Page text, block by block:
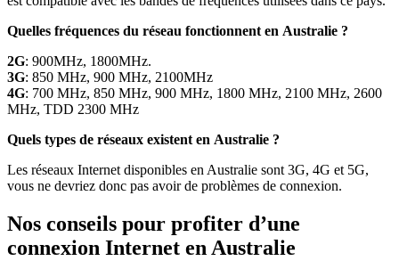
Quelles fréquences du réseau fonctionnent en Australie ?
2G: 900MHz, 1800MHz.
3G: 850 MHz, 900 MHz, 2100MHz
4G: 700 MHz, 850 MHz, 900 MHz, 1800 MHz, 2100 MHz, 2600
MHz, TDD 2300 MHz
Quels types de réseaux existent en Australie ?
Les réseaux Internet disponibles en Australie sont 3G, 4G et 5G,
vous ne devriez donc pas avoir de problèmes de connexion.
Nos conseils pour profiter d’une
connexion Internet en Australie